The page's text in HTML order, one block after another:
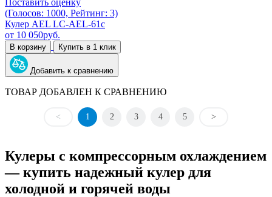
(Голосов: 1000, Рейтинг: 3)
Кулер AEL LC-AEL-61c
от 10 050руб.
В корзину Купить в 1 клик
Добавить к сравнению
ТОВАР ДОБАВЛЕН К СРАВНЕНИЮ
< 1 2 3 4 5 >
Кулеры с компрессорным охлаждением
— купить надежный кулер для
холодной и горячей воды